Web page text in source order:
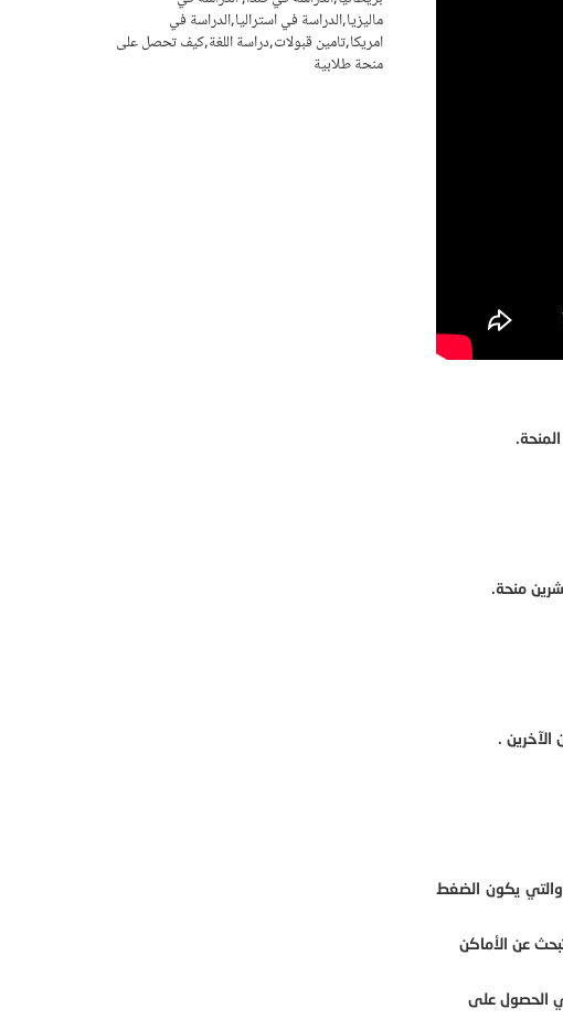
منحة.
.
يكون الضغط
عن الأماكن
الحصول على
ماليزيا,الدراسة في استراليا,الدراسة في
امريكا,تامين قبولات,دراسة اللغة,كيف تحصل على
منحة طلابية